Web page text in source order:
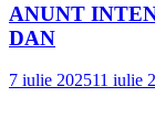
ANUNT
DAN
7 iulie 202511 iulie